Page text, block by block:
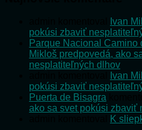
Ivan
pokúsi zbaviť
Parque Nacional Camino
Mikloš predpovedá, ako
nesplatiteľných dlhov
Ivan
pokúsi zbaviť
Puerta de Bisagra
ako sa svet pokúsi zbaviť
K